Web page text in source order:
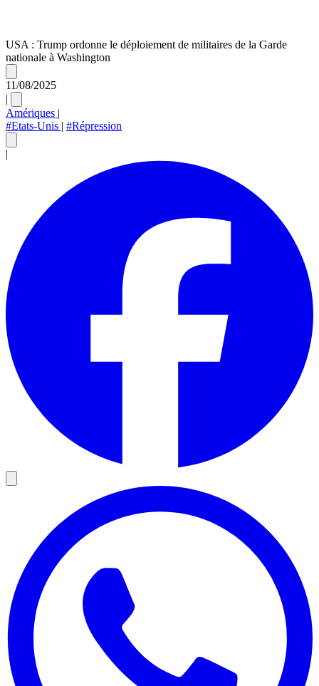
USA : Trump ordonne le déploiement de militaires de la Garde
nationale à Washington
11/08/2025
|
Amériques |
#Etats-Unis | #Répression
|